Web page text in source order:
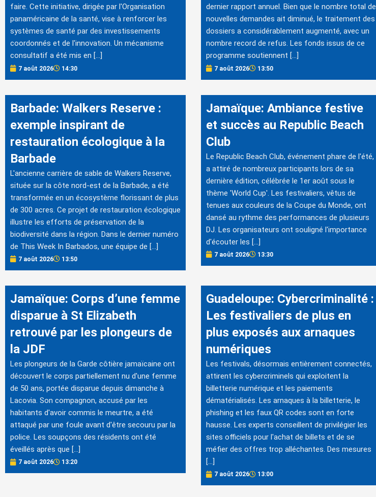
faire. Cette initiative, dirigée par l'Organisation
panaméricaine de la santé, vise à renforcer les
systèmes de santé par des investissements
coordonnés et de l'innovation. Un mécanisme
consultatif a été mis en […]
7 août 2026 14:30
dernier rapport annuel. Bien que le nombre total de
nouvelles demandes ait diminué, le traitement des
dossiers a considérablement augmenté, avec un
nombre record de refus. Les fonds issus de ce
programme soutiennent […]
7 août 2026 13:50
Barbade: Walkers Reserve :
exemple inspirant de
restauration écologique à la
Barbade
L'ancienne carrière de sable de Walkers Reserve,
située sur la côte nord-est de la Barbade, a été
transformée en un écosystème florissant de plus
de 300 acres. Ce projet de restauration écologique
illustre les efforts de préservation de la
biodiversité dans la région. Dans le dernier numéro
de This Week In Barbados, une équipe de […]
7 août 2026 13:50
Jamaïque: Ambiance festive
et succès au Republic Beach
Club
Le Republic Beach Club, événement phare de l'été,
a attiré de nombreux participants lors de sa
dernière édition, célébrée le 1er août sous le
thème 'World Cup'. Les festivaliers, vêtus de
tenues aux couleurs de la Coupe du Monde, ont
dansé au rythme des performances de plusieurs
DJ. Les organisateurs ont souligné l'importance
d'écouter les […]
7 août 2026 13:30
Jamaïque: Corps d’une femme
disparue à St Elizabeth
retrouvé par les plongeurs de
la JDF
Les plongeurs de la Garde côtière jamaïcaine ont
découvert le corps partiellement nu d'une femme
de 50 ans, portée disparue depuis dimanche à
Lacovia. Son compagnon, accusé par les
habitants d'avoir commis le meurtre, a été
attaqué par une foule avant d'être secouru par la
police. Les soupçons des résidents ont été
éveillés après que […]
7 août 2026 13:20
Guadeloupe: Cybercriminalité :
Les festivaliers de plus en
plus exposés aux arnaques
numériques
Les festivals, désormais entièrement connectés,
attirent les cybercriminels qui exploitent la
billetterie numérique et les paiements
dématérialisés. Les arnaques à la billetterie, le
phishing et les faux QR codes sont en forte
hausse. Les experts conseillent de privilégier les
sites officiels pour l'achat de billets et de se
méfier des offres trop alléchantes. Des mesures
[…]
7 août 2026 13:00